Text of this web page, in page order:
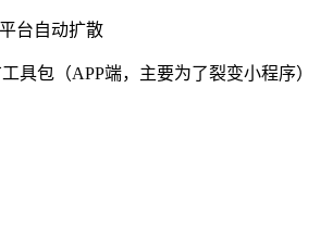
台自动扩散
具包（APP端，主要为了裂变小程序）